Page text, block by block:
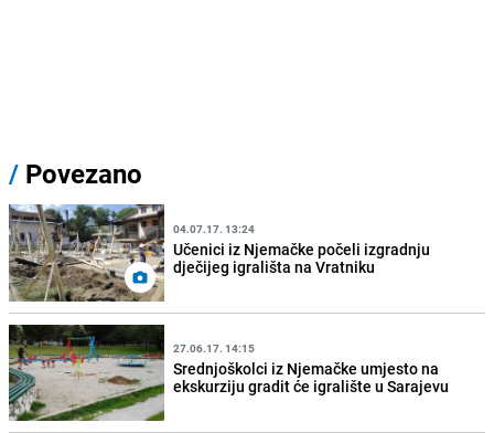
/ Povezano
04.07.17. 13:24
Učenici iz Njemačke počeli izgradnju
dječijeg igrališta na Vratniku
27.06.17. 14:15
Srednjoškolci iz Njemačke umjesto na
ekskurziju gradit će igralište u Sarajevu